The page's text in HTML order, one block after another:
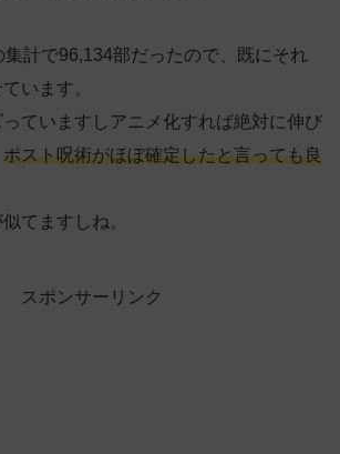
集計で96,134部だったので、既にそれ
います。
ていますしアニメ化すれば絶対に伸び
ポスト呪術がほぼ確定したと言っても良
てますしね。
スポンサーリンク